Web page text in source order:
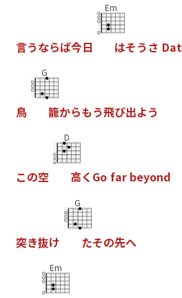
言うならば今日
Em
はそう さ Dat
鳥
G
籠からもう飛び出よう
この空
D
高く Go far beyond
突き抜け
G
たその先へ
Em